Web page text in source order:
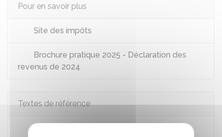
Pour en savoir plus
Site des impôts
Brochure pratique 2025 - Déclaration des
revenus de 2024
Textes de référence
Code général des impôts : articles 79 à 81